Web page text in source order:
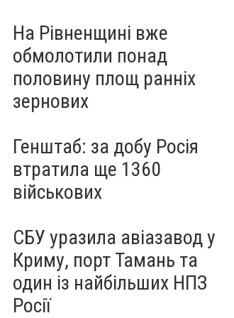
На Рівненщині вже
обмолотили понад
половину площ ранніх
зернових
Генштаб: за добу Росія
втратила ще 1360
військових
СБУ уразила авіазавод у
Криму, порт Тамань та
один із найбільших НПЗ
Росії